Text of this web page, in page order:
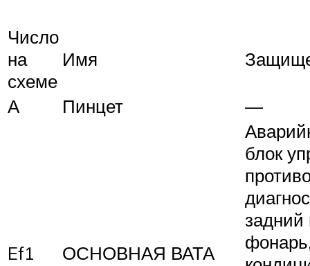
Число
на
схеме
Имя
А Пинцет —
Ef1 ОСНОВНАЯ ВАТА
блок
задний